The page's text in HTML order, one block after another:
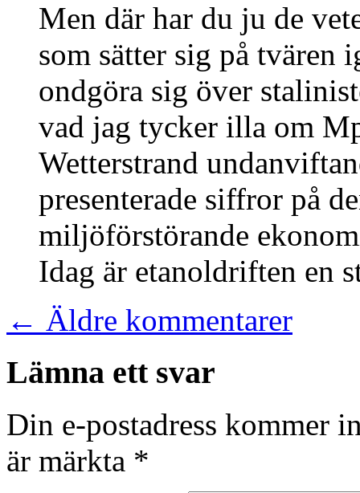
Men där har du ju de
som sätter sig på tvären
ondgöra sig över
vad jag tycker illa om
Wetterstrand
presenterade siffror på
miljöförstörande
Idag är etanoldriften en
← Äldre kommentarer
Lämna ett svar
Din e-postadress kommer
är märkta *